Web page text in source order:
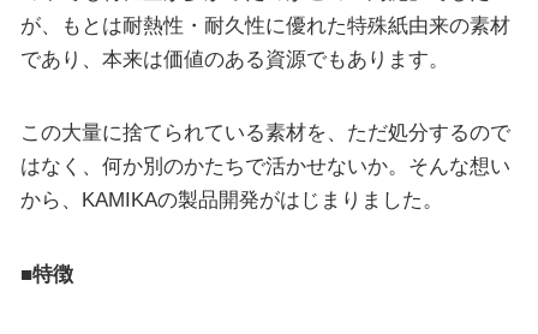
が、もとは耐熱性・耐久性に優れた特殊紙由来の素材
であり、本来は価値のある資源でもあります。
この大量に捨てられている素材を、ただ処分するので
はなく、何か別のかたちで活かせないか。そんな想い
から、KAMIKAの製品開発がはじまりました。
■特徴